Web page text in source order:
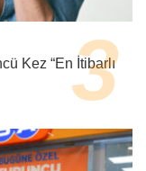
Kez “En İtibarlı